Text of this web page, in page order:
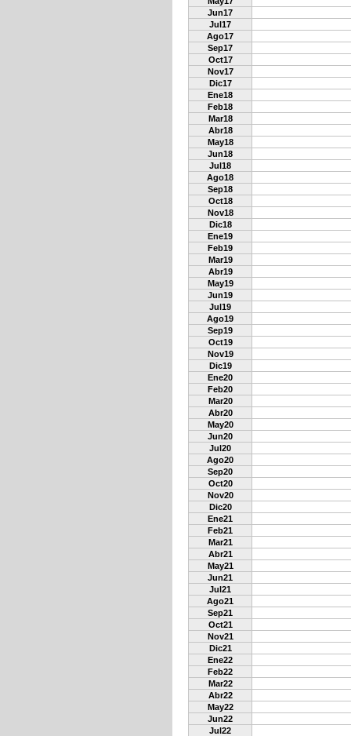
Jun17
Jul17
Ago17
Sep17
Oct17
Nov17
Dic17
Ene18
Feb18
Mar18
Abr18
May18
Jun18
Jul18
Ago18
Sep18
Oct18
Nov18
Dic18
Ene19
Feb19
Mar19
Abr19
May19
Jun19
Jul19
Ago19
Sep19
Oct19
Nov19
Dic19
Ene20
Feb20
Mar20
Abr20
May20
Jun20
Jul20
Ago20
Sep20
Oct20
Nov20
Dic20
Ene21
Feb21
Mar21
Abr21
May21
Jun21
Jul21
Ago21
Sep21
Oct21
Nov21
Dic21
Ene22
Feb22
Mar22
Abr22
May22
Jun22
Jul22